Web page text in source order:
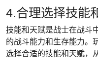
4.合理选择技能
技能和天赋是战士在战斗
的战斗能力和生存能力。
选择合适的技能和天赋，